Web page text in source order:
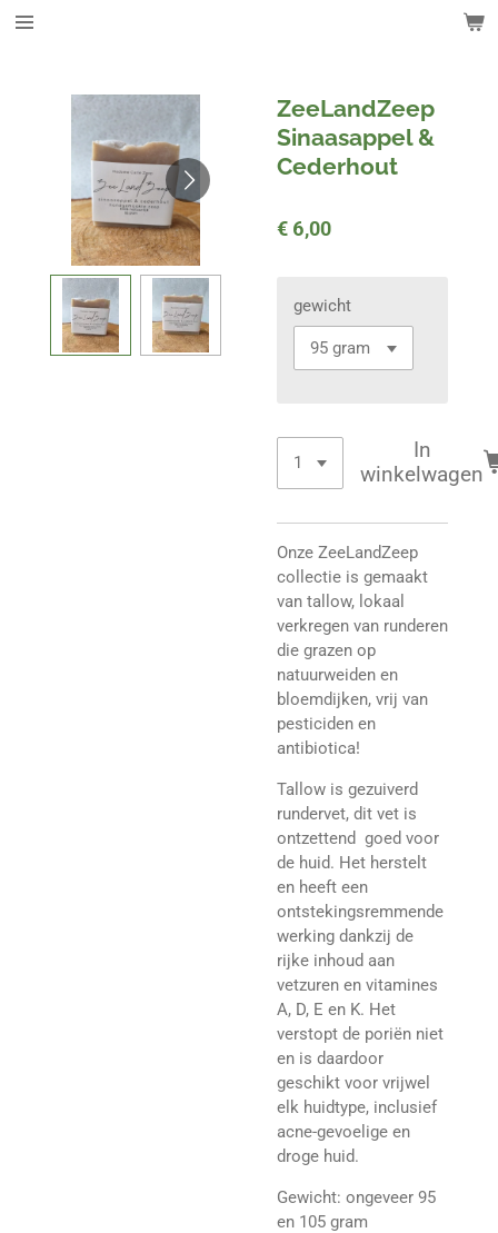
Ga
ZeeLandZeep
Sinaasappel &
Cederhout
€ 6,00
gewicht
In
winkelwagen
Onze ZeeLandZeep
collectie is gemaakt
van tallow, lokaal
verkregen van runderen
die grazen op
natuurweiden en
bloemdijken, vrij van
pesticiden en
antibiotica!
Tallow is gezuiverd
rundervet, dit vet is
ontzettend goed voor
de huid. Het herstelt
en heeft een
ontstekingsremmende
werking dankzij de
rijke inhoud aan
vetzuren en vitamines
A, D, E en K. Het
verstopt de poriën niet
en is daardoor
geschikt voor vrijwel
elk huidtype, inclusief
acne-gevoelige en
droge huid.
Gewicht: ongeveer 95
en 105 gram